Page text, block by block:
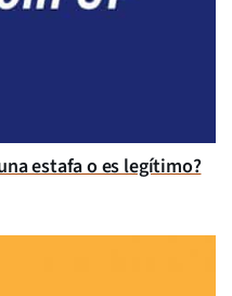
estafa o es legítimo?